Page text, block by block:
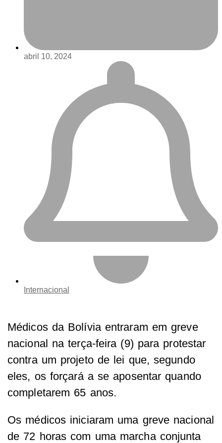
abril 10, 2024
Internacional
Médicos da Bolívia entraram em greve
nacional na terça-feira (9) para protestar
contra um projeto de lei que, segundo
eles, os forçará a se aposentar quando
completarem 65 anos.
Os médicos iniciaram uma greve nacional
de 72 horas com uma marcha conjunta